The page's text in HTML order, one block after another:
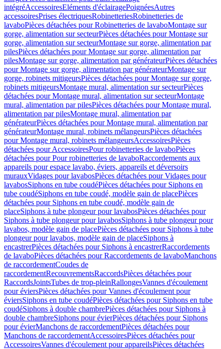
intégréAccessoiresEléments d'éclairagePoignéesAutres
accessoiresPrises électriquesRobinetteriesRobinetteries de
lavaboPièces détachées pour Robinetteries de lavaboMontage sur
gorge, alimentation sur secteurPièces détachées pour Montage sur
gorge, alimentation sur secteurMontage sur gorge, alimentation par
pilesPièces détachées pour Montage sur gorge, alimentation par
pilesMontage sur gorge, alimentation par générateurPièces détachées
pour Montage sur gorge, alimentation par générateurMontage sur
gorge, robinets mitigeursPièces détachées pour Montage sur gorge,
robinets mitigeursMontage mural, alimentation sur secteurPièces
détachées pour Montage mural, alimentation sur secteurMontage
mural, alimentation par pilesPièces détachées pour Montage mural,
alimentation par pilesMontage mural, alimentation par
générateurPièces détachées pour Montage mural, alimentation par
générateurMontage mural, robinets mélangeursPièces détachées
pour Montage mural, robinets mélangeursAccessoiresPièces
détachées pour AccessoiresPour robinetteries de lavaboPièces
détachées pour Pour robinetteries de lavaboRaccordements aux
appareils pour espace lavabo, éviers, appareils et déversoirs
murauxVidages pour lavabosPièces détachées pour Vidages pour
lavabosSiphons en tube coudéPièces détachées pour Siphons en
tube coudéSiphons en tube coudé, modèle gain de placePièces
détachées pour Siphons en tube coudé, modèle gain de
placeSiphons à tube plongeur pour lavabosPièces détachées pour
Siphons à tube plongeur pour lavabosSiphons à tube plongeur pour
lavabos, modèle gain de placePièces détachées pour Siphons à tube
plongeur pour lavabos, modèle gain de placeSiphons à
encastrerPièces détachées pour Siphons à encastrerRaccordements
de lavaboPièces détachées pour Raccordements de lavaboManchons
de raccordementCoudes de
raccordementRecouvrementsRaccordsPièces détachées pour
RaccordsJointsTubes de trop-pleinRallongesVannes d'écoulement
pour éviersPièces détachées pour Vannes d'écoulement pour
éviersSiphons en tube coudéPièces détachées pour Siphons en tube
coudéSiphons à double chambrePièces détachées pour Siphons à
double chambreSiphons pour évierPièces détachées pour Siphons
pour évierManchons de raccordementPièces détachées pour
Manchons de raccordementAccessoiresPièces détachées pour
AccessoiresVannes d'écoulement pour appareilsPièces détachées